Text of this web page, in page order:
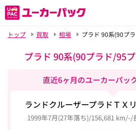
トップ
買取 相場 プラド 90系(90プ
プラド 90系(90プラド/95
直近6ヶ月のユーカーパッ
ランドクルーザープラドＴ
1999年7月(27年落ち)/156,681 km/-/